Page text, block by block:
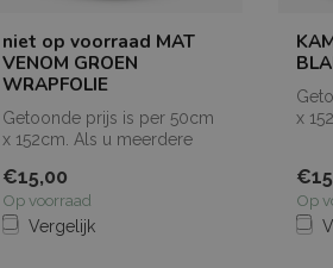
niet op voorraad MAT
VENOM GROEN
WRAPFOLIE
Getoonde prijs is per 50cm
x 152cm. Als u meerdere
de...
€15,00
Op voorraad
Vergelijk
x
Op